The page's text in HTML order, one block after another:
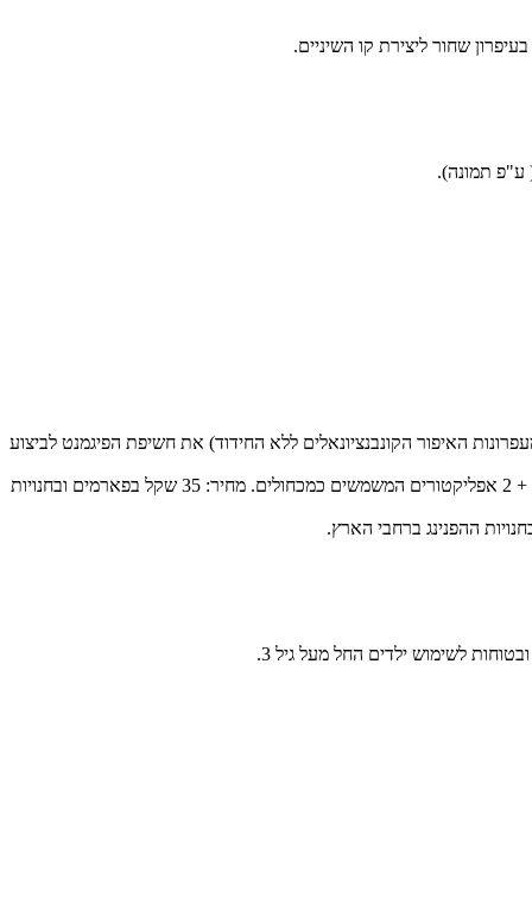
שחור ליצירת קו השיניים.
ע"פ תמונה).
(המוכר מעפרונות האיפור הקונבנציונאלים ללא החידוד) את חשיפת הפיגמנט לביצוע
ערכת איפור המאגדת פלטת 8 גוונים ססגוניים, ספוגית לצביעת משטחים, 4 גווני נצנצים המשדרגים כל איפור בגווני זהב, ורוד, כחול ואולטרא סגול + 2 אפליקטורים המשמשים כמכחולים. מחיר: 35 שקל בפארמים ובחנויות
לשימוש ילדים החל מעל גיל 3.